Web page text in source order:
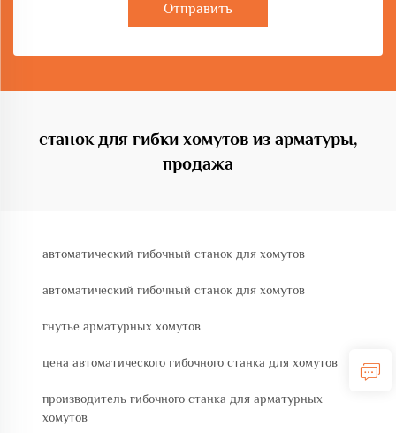
Отправить
станок для гибки хомутов из арматуры,
продажа
автоматический гибочный станок для хомутов
автоматический гибочный станок для хомутов
гнутье арматурных хомутов
цена автоматического гибочного станка для хомутов
производитель гибочного станка для арматурных
хомутов